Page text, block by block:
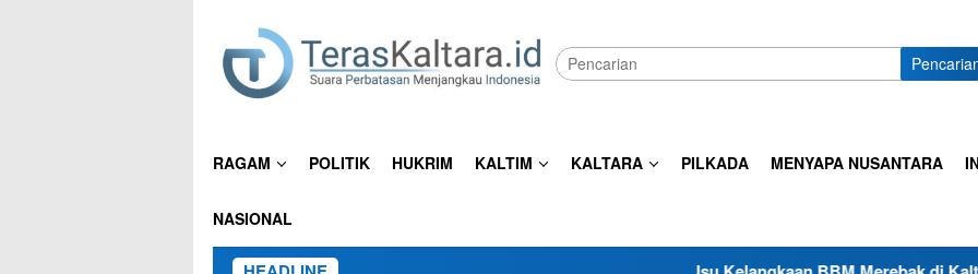
konten
RAGAM POLITIK HUKRIM KALTIM KALTARA PILKADA MENYAPA NUSANTARA
NASIONAL